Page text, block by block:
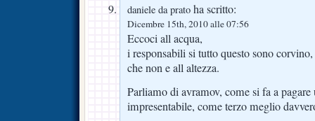
daniele da prato ha scritto:
Dicembre 15th, 2010 alle 07:56
Eccoci all acqua,
i responsabili si tutto questo sono
che non e all altezza.
Parliamo di avramov, come si fa a pagare
impresentabile, come terzo meglio